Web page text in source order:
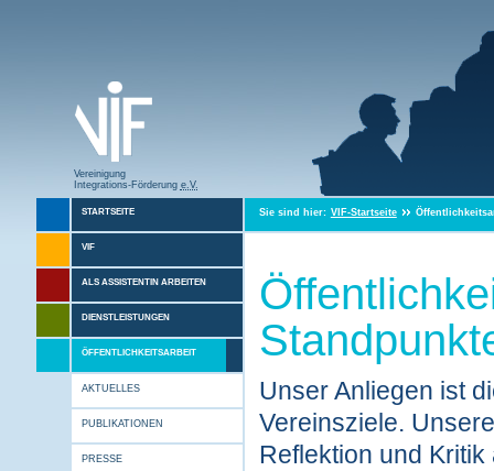
Vereinigung
Integrations-Förderung e.V.
STARTSEITE
VIF
ALS ASSISTENTIN ARBEITEN
DIENSTLEISTUNGEN
ÖFFENTLICHKEITSARBEIT
AKTUELLES
PUBLIKATIONEN
PRESSE
Sie sind hier: VIF-Startseite
Unser Anliegen ist
Vereinsziele.
Reflektion und